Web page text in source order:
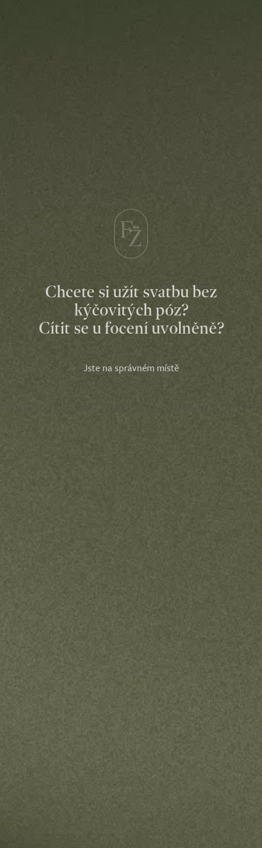
Chcete si užít svatbu bez
kýčovitých póz?
Cítit se u focení uvolněně?
Jste na správném místě